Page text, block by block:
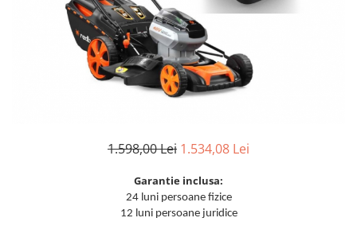
Pistolete sudura MIG/MAG
Pistolete sudura TIG/WIG
Pistolete taiere cu plasma
Accesorii taiere cu plasma
Accesorii tras tabla-tinichigerie
1.598,00 Lei 1.534,08 Lei
Garantie inclusa:
24 luni persoane fizice
12 luni persoane juridice